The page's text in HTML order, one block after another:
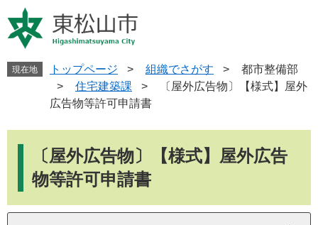
ー
ジ
ニ
ュ
現在地 トップページ > 組織でさがす >
都市整備部
>
住宅建築課 >
〔屋外広告物〕【様式】屋外
広告物等許可申請書
〔屋外広告物〕【様式】屋外広告
物等許可申請書